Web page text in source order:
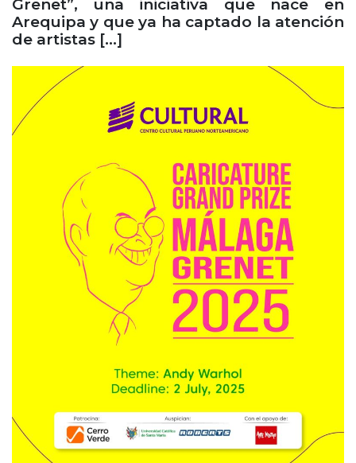
Grenet”, una iniciativa que nace en
Arequipa y que ya ha captado la atención
de artistas […]